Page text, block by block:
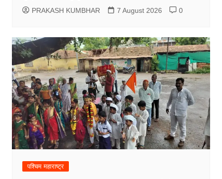
PRAKASH KUMBHAR 7 August 2026 0
पश्चिम महाराष्ट्र